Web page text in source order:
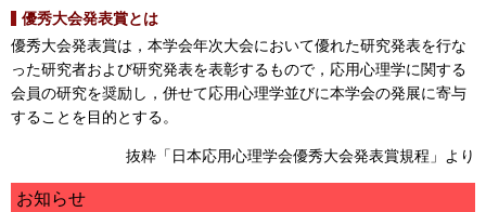
優秀大会発表賞とは
優秀大会発表賞は，本学会年次大会において優れた研究発表を行な
った研究者および研究発表を表彰するもので，応用心理学に関する
会員の研究を奨励し，併せて応用心理学並びに本学会の発展に寄与
することを目的とする。
抜粋「日本応用心理学会優秀大会発表賞規程」より
お知らせ